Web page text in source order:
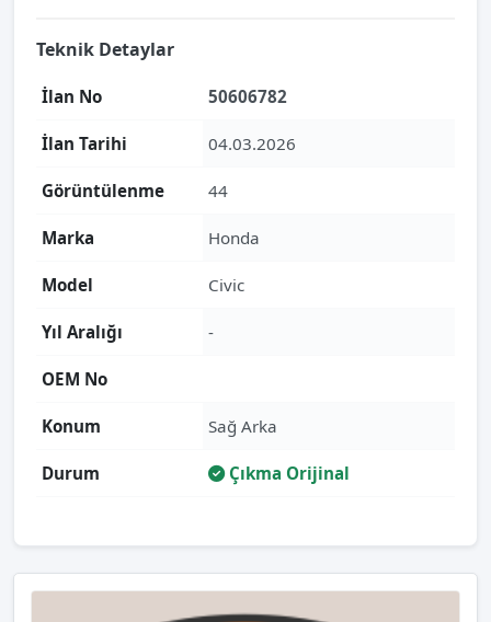
Teknik Detaylar
İlan No 50606782
İlan Tarihi 04.03.2026
Görüntülenme 44
Marka Honda
Model Civic
Yıl Aralığı -
OEM No
Konum Sağ Arka
Durum Çıkma Orijinal